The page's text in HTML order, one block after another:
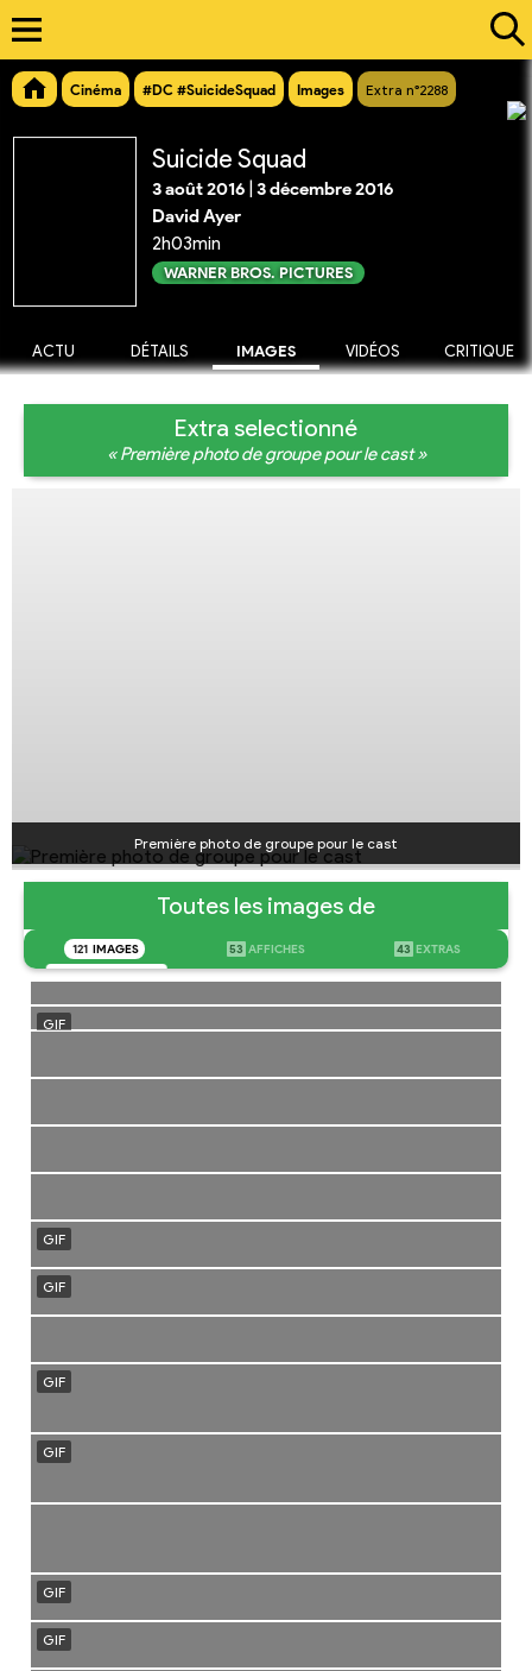
Cinéma #DC #SuicideSquad Images Extra n°2288
Suicide Squad
3 août 2016 3 décembre 2016
David Ayer
2h03min
WARNER BROS. PICTURES
ACTU DÉTAILS IMAGES VIDÉOS CRITIQUE
Extra selectionné
« Première photo de groupe pour le cast »
Première photo de groupe pour le cast
Toutes les images de
121 IMAGES 53 AFFICHES 43 EXTRAS